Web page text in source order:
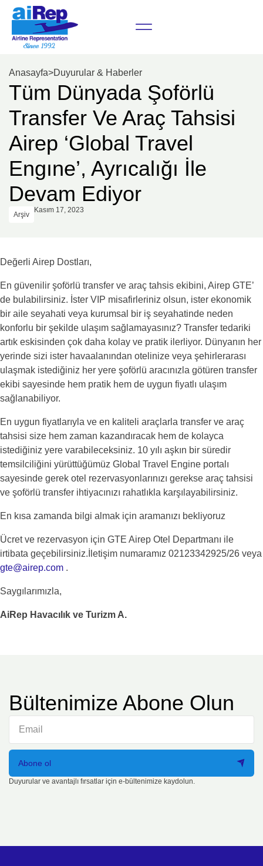
Anasayfa>Duyurular & Haberler
Tüm Dünyada Şoförlü
Transfer Ve Araç Tahsisi
Airep ‘Global Travel
Engıne’, Ayrıcalığı İle
Devam Ediyor
Arşiv
Kasım 17, 2023
Değerli Airep Dostları,
En güvenilir şoförlü transfer ve araç tahsis ekibini, Airep GTE’
de bulabilirsiniz. İster VIP misafirleriniz olsun, ister ekonomik
bir aile seyahati veya kurumsal bir iş seyahatinde neden
konforlu bir şekilde ulaşım sağlamayasınız? Transfer tedariki
artık eskisinden çok daha kolay ve pratik ilerliyor. Dünyanın her
yerinde sizi ister havaalanından otelinize veya şehirlerarası
ulaşmak istediğiniz her yere şoförlü aracınızla götüren transfer
ekibi sayesinde hem pratik hem de uygun fiyatlı ulaşım
sağlanabiliyor.
En uygun fiyatlarıyla ve en kaliteli araçlarla transfer ve araç
tahsisi size hem zaman kazandıracak hem de kolayca
istediğiniz yere varabileceksiniz. 10 yılı aşkın bir süredir
temsilciliğini yürüttüğümüz Global Travel Engine portalı
sayesinde gerek otel rezervasyonlarınızı gerekse araç tahsisi
ve şoförlü transfer ihtiyacınızı rahatlıkla karşılayabilirsiniz.
En kısa zamanda bilgi almak için aramanızı bekliyoruz
Ücret ve rezervasyon için GTE Airep Otel Departmanı ile
irtibata geçebilirsiniz.İletişim numaramız 02123342925/26 veya
gte@airep.com .
Saygılarımızla,
AiRep Havacılık ve Turizm A.
Bültenimize Abone Olun
Abone ol
Duyurular ve avantajlı fırsatlar için e-bültenimize kaydolun.